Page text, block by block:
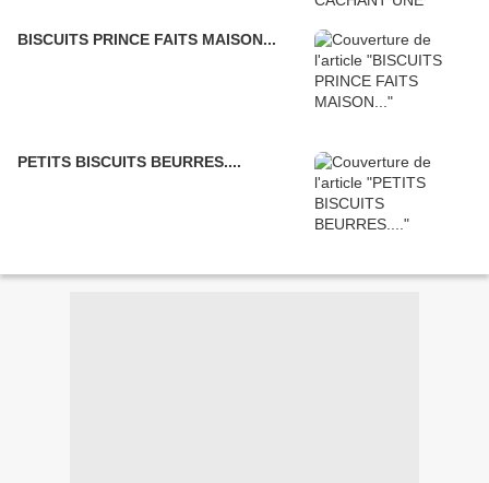
BISCUITS PRINCE FAITS MAISON...
PETITS BISCUITS BEURRES....